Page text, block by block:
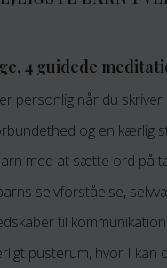
4 guidede
personlig når du
og en kærlig
med at sætte ord på
selvforståelse,
til
pusterum, hvor I kan